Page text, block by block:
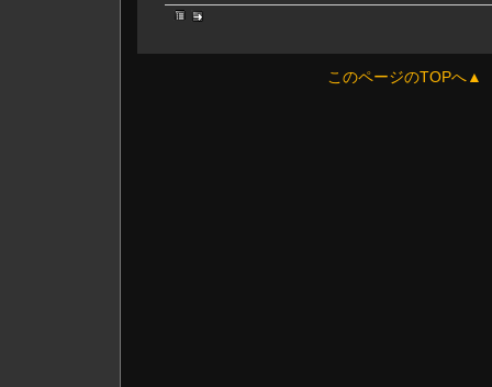
このページのTOPへ▲